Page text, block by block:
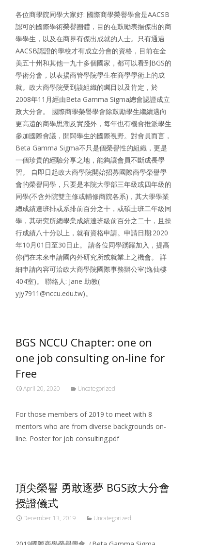
各位商學院同學大家好: 國際商學榮譽學會是AACSB
認可的國際學術榮譽團體，目的在鼓勵表揚傑出的商
學學生，以及在商界有傑出成就的人士。只有通過
AACSB認證的學校才有成立分會的資格，目前在全
美五十州和其他一九十多個國家，都可以看到BGS的
學術分會，以表揚商管學院學生在商學學術上的成
就。政大商學院受到該組織的矚目以及肯定，於
2008年11月經由Beta Gamma Sigma總會認證成立
政大分會。 國際商學榮譽學會除鼓勵學生繼續邁向
更高遠的商學思潮及實踐外，每年也有機會推派學生
參加國際會議，開闊學生的國際視野。對會員而言，
Beta Gamma Sigma不只是個榮譽性的組織，更是
一個珍貴的經驗分享之地，能夠讓會員不斷成長學
習。 自即日起政大商學院開始招募國際商學榮譽學
會的榮譽同學，只要是本院大學部三年級或四年級的
同學(不含外院雙主修或輔修商院各系)，其大學學業
總成績達班排或系排前百分之十，或碩士班二年級同
學，其研究所總學業成績達班級前百分之二十，且操
行成績八十分以上，就有資格申請。申請日期:2020
年10月01日至30日止。 請各位同學踴躍加入，提高
你們在未來申請國內外研究所或就業上之機會。 詳
細申請內容可洽政大商學院國際事務辦公室(逸仙樓
404室)。 聯絡人: Jane 助教(
yjy7911@nccu.edu.tw)。
BGS NCCU Chapter: one on
one job consulting on-line for
Free
April 20, 2020 Uncategorized
For those members of 2019 to meet with 8
mentors who are from diverse backgrounds on-
line. Poster for job consulting.pdf
頂尖榮譽 勇敢逐夢 BGS政大分會
授證儀式
December 13, 2019 Uncategorized